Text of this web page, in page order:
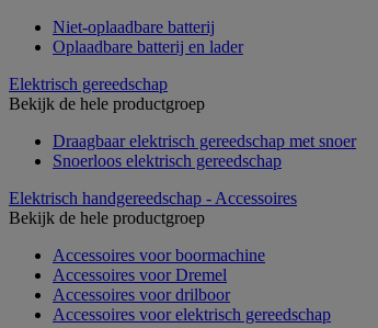
Niet-oplaadbare batterij
Oplaadbare batterij en lader
Elektrisch gereedschap
Bekijk de hele productgroep
Draagbaar elektrisch gereedschap met snoer
Snoerloos elektrisch gereedschap
Elektrisch handgereedschap - Accessoires
Bekijk de hele productgroep
Accessoires voor boormachine
Accessoires voor Dremel
Accessoires voor drilboor
Accessoires voor elektrisch gereedschap